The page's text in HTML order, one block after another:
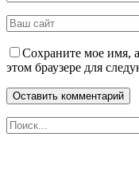
Сохраните мое имя,
этом браузере для